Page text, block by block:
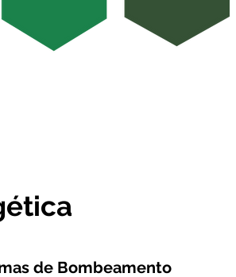
de Bombeamento